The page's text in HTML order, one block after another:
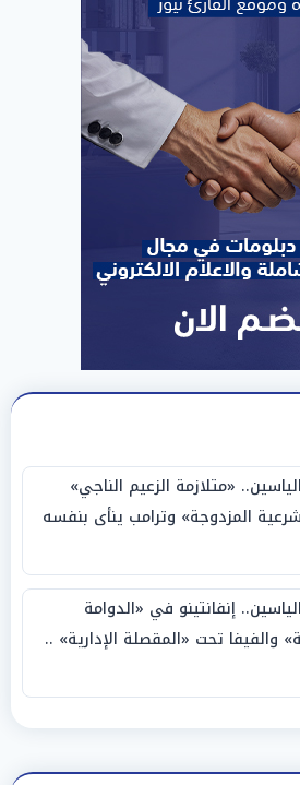
«متلازمة الزعيم الناجي»
المزدوجة» وترامب ينأى بنفسه
«ميتم استراتيجي»
إنفانتينو في «الدوامة
والفيفا تحت «المقصلة الإدارية» ..
وجنازة المصداقية»